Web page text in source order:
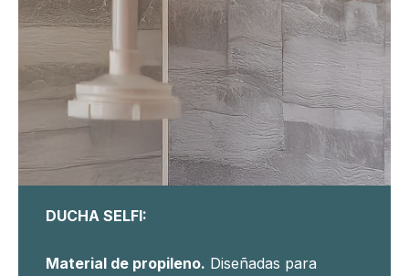
DUCHA SELFI:
Material de propileno. Diseñadas para